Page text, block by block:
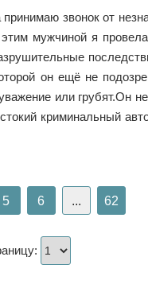
звонок от
мужчиной я
он ещё не
или грубят.Он
криминальный
5 6 ... 62